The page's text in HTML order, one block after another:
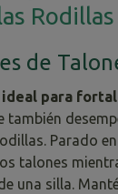
Rodillas
de
para
también
Parado
talones
una silla.